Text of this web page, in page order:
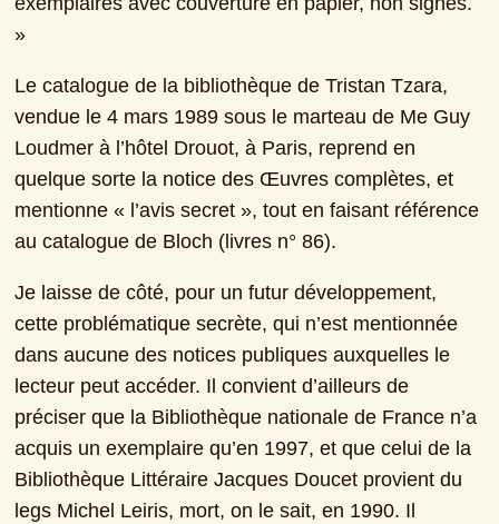
»
Le catalogue de la bibliothèque de Tristan Tzara,
vendue le 4 mars 1989 sous le marteau de Me Guy
Loudmer à l’hôtel Drouot, à Paris, reprend en
quelque sorte la notice des Œuvres complètes, et
mentionne « l’avis secret », tout en faisant référence
au catalogue de Bloch (livres n° 86).
Je laisse de côté, pour un futur développement,
cette problématique secrète, qui n’est mentionnée
dans aucune des notices publiques auxquelles le
lecteur peut accéder. Il convient d’ailleurs de
préciser que la Bibliothèque nationale de France n’a
acquis un exemplaire qu’en 1997, et que celui de la
Bibliothèque Littéraire Jacques Doucet provient du
legs Michel Leiris, mort, on le sait, en 1990. Il